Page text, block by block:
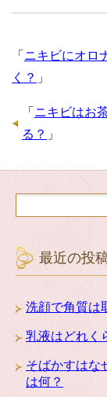
「 ニキビにオロ
く？ 」
「 ニキビはお
る？ 」
最近の投
洗顔で角質は
乳液はどれく
そばかすはな
は何？